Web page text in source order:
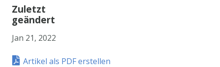
Zuletzt
geändert
Jan 21, 2022
Artikel als PDF erstellen